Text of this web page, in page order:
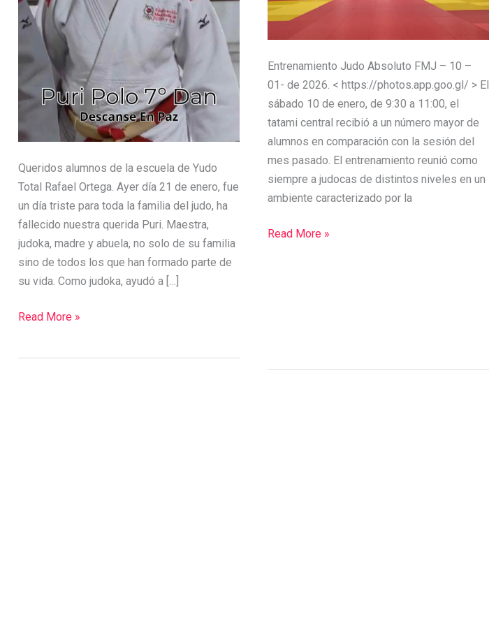
Queridos alumnos de la escuela de Yudo
Total Rafael Ortega. Ayer día 21 de enero, fue
un día triste para toda la familia del judo, ha
fallecido nuestra querida Puri. Maestra,
judoka, madre y abuela, no solo de su familia
sino de todos los que han formado parte de
su vida. Como judoka, ayudó a […]
Read More »
Entrenamiento Judo Absoluto FMJ – 10 –
01- de 2026. < https://photos.app.goo.gl/ > El
sábado 10 de enero, de 9:30 a 11:00, el
tatami central recibió a un número mayor de
alumnos en comparación con la sesión del
mes pasado. El entrenamiento reunió como
siempre a judocas de distintos niveles en un
ambiente caracterizado por la
R.ORTEGA
9º
Dan
Read More »